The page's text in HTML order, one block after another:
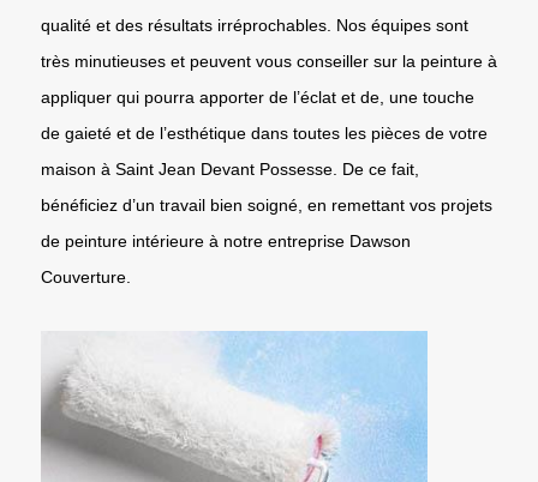
qualité et des résultats irréprochables. Nos équipes sont
très minutieuses et peuvent vous conseiller sur la peinture à
appliquer qui pourra apporter de l’éclat et de, une touche
de gaieté et de l’esthétique dans toutes les pièces de votre
maison à Saint Jean Devant Possesse. De ce fait,
bénéficiez d’un travail bien soigné, en remettant vos projets
de peinture intérieure à notre entreprise Dawson
Couverture.